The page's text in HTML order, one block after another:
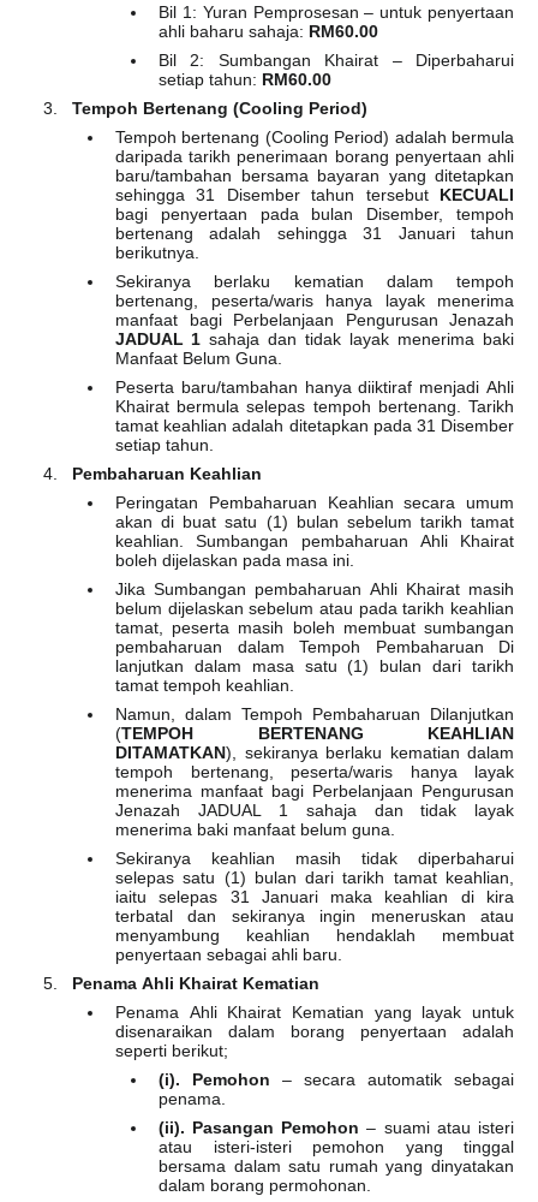
Bil 1: Yuran Pemprosesan – untuk penyertaan
ahli baharu sahaja: RM60.00
Bil 2: Sumbangan Khairat – Diperbaharui
setiap tahun: RM60.00
Tempoh Bertenang (Cooling Period)
Tempoh bertenang (Cooling Period) adalah bermula
daripada tarikh penerimaan borang penyertaan ahli
baru/tambahan bersama bayaran yang ditetapkan
sehingga 31 Disember tahun tersebut KECUALI
bagi penyertaan pada bulan Disember, tempoh
bertenang adalah sehingga 31 Januari tahun
berikutnya.
Sekiranya berlaku kematian dalam tempoh
bertenang, peserta/waris hanya layak menerima
manfaat bagi Perbelanjaan Pengurusan Jenazah
JADUAL 1 sahaja dan tidak layak menerima baki
Manfaat Belum Guna.
Peserta baru/tambahan hanya diiktiraf menjadi Ahli
Khairat bermula selepas tempoh bertenang. Tarikh
tamat keahlian adalah ditetapkan pada 31 Disember
setiap tahun.
Pembaharuan Keahlian
Peringatan Pembaharuan Keahlian secara umum
akan di buat satu (1) bulan sebelum tarikh tamat
keahlian. Sumbangan pembaharuan Ahli Khairat
boleh dijelaskan pada masa ini.
Jika Sumbangan pembaharuan Ahli Khairat masih
belum dijelaskan sebelum atau pada tarikh keahlian
tamat, peserta masih boleh membuat sumbangan
pembaharuan dalam Tempoh Pembaharuan Di
lanjutkan dalam masa satu (1) bulan dari tarikh
tamat tempoh keahlian.
Namun, dalam Tempoh Pembaharuan Dilanjutkan
(TEMPOH BERTENANG KEAHLIAN
DITAMATKAN), sekiranya berlaku kematian dalam
tempoh bertenang, peserta/waris hanya layak
menerima manfaat bagi Perbelanjaan Pengurusan
Jenazah JADUAL 1 sahaja dan tidak layak
menerima baki manfaat belum guna.
Sekiranya keahlian masih tidak diperbaharui
selepas satu (1) bulan dari tarikh tamat keahlian,
iaitu selepas 31 Januari maka keahlian di kira
terbatal dan sekiranya ingin meneruskan atau
menyambung keahlian hendaklah membuat
penyertaan sebagai ahli baru.
Penama Ahli Khairat Kematian
Penama Ahli Khairat Kematian yang layak untuk
disenaraikan dalam borang penyertaan adalah
seperti berikut;
(i). Pemohon – secara automatik sebagai
penama.
(ii). Pasangan Pemohon – suami atau isteri
atau isteri-isteri pemohon yang tinggal
bersama dalam satu rumah yang dinyatakan
dalam borang permohonan.